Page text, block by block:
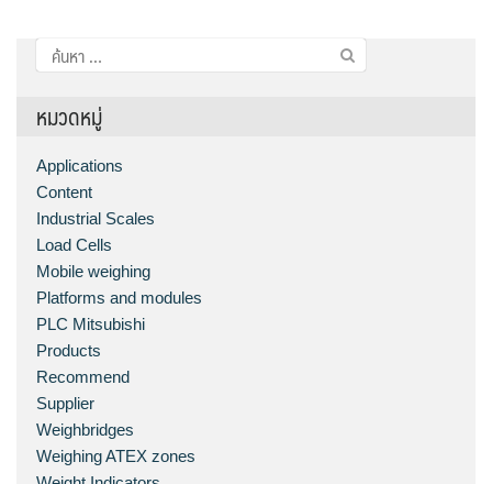
ค้นหา
สำหรับ:
หมวดหมู่
Applications
Content
Industrial Scales
Load Cells
Mobile weighing
Platforms and modules
PLC Mitsubishi
Products
Recommend
Supplier
Weighbridges
Weighing ATEX zones